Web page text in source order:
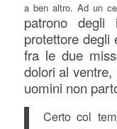
a ben altro. Ad un
patrono degli
protettore degli
fra le due
dolori al
uomini non
Certo col